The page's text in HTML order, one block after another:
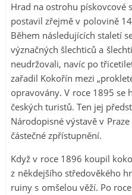
Hrad na ostrohu pískovcové
postavil zřejmě v polovině
Během následujících staletí
význačných šlechticů a
neudržovali, navíc po
zařadil Kokořín mezi
opravovány. V roce 1895 se
českých turistů. Ten jej
Národopisné výstavě v
částečné zpřístupnění.
Když v roce 1896 koupil
z někdejšího středověkého
ruiny s omšelou věží. Po